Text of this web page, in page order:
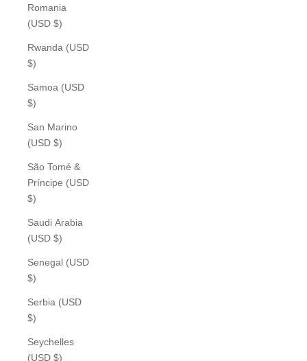
Romania
(USD $)
Rwanda (USD
$)
Samoa (USD
$)
San Marino
(USD $)
São Tomé &
Príncipe (USD
$)
Saudi Arabia
(USD $)
Senegal (USD
$)
Serbia (USD
$)
Seychelles
(USD $)